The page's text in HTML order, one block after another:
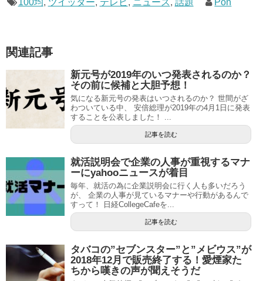
100均, ツイッター, テレビ, ニュース, 話題 Pon
関連記事
新元号が2019年のいつ発表されるのか？
その前に候補と大胆予想！
気になる新元号の発表はいつされるのか？ 世間がざ
わついている中、 安倍総理が2019年の4月1日に発表
することを公表しました！ ...
記事を読む
就活説明会で企業の人事が重視するマナ
ーにyahooニュースが着目
毎年、就活の為に企業説明会に行く人も多いだろう
が、 企業の人事が見ているマナーや行動があるんで
すって！ 日経CollegeCafeを...
記事を読む
タバコの”セブンスター”と”メビウス”が
2018年12月で販売終了する！愛煙家た
ちから嘆きの声が聞えそうだ